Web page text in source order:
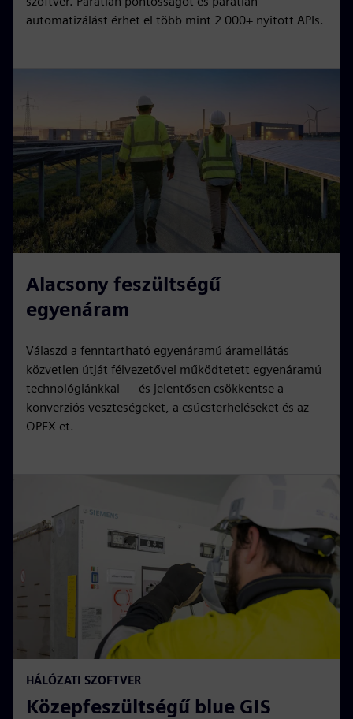
automatizálást érhet el több mint 2 000+ nyitott APIs.
Alacsony feszültségű
egyenáram
Válaszd a fenntartható egyenáramú áramellátás
közvetlen útját félvezetővel működtetett egyenáramú
technológiánkkal — és jelentősen csökkentse a
konverziós veszteségeket, a csúcsterheléseket és az
OPEX-et.
HÁLÓZATI SZOFTVER
Közepfeszültségű blue GIS